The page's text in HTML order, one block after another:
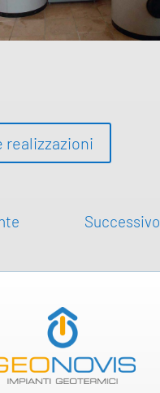
realizzazioni
Successivo